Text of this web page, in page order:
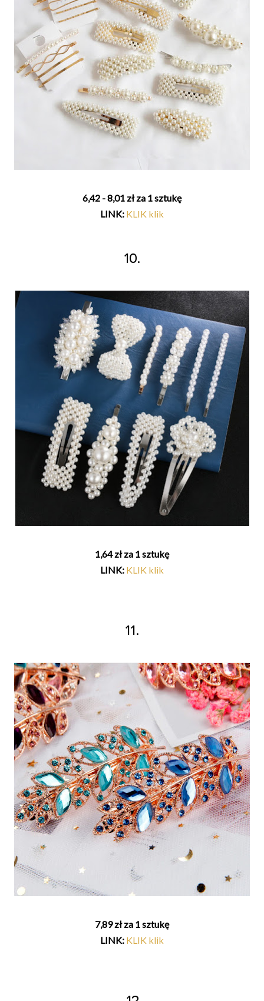
6,42 - 8,01 zł za 1 sztukę
LINK: KLIK klik
10.
1,64 zł za 1 sztukę
LINK: KLIK klik
11.
7,89 zł za 1 sztukę
LINK: KLIK klik